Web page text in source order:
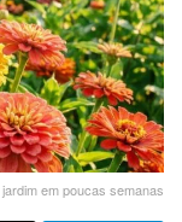
em poucas semanas